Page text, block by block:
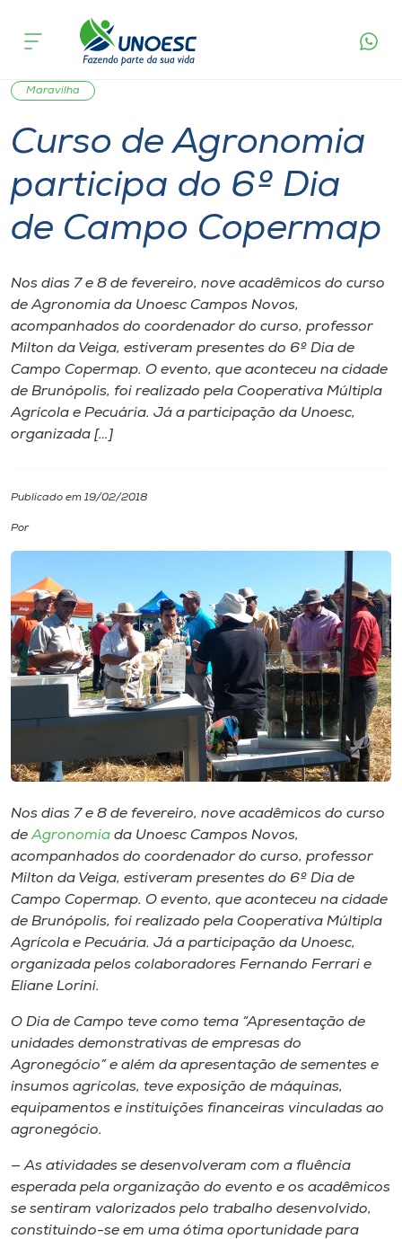
Cursos
Onde estamos
Pesquisa
Atendimento ao Estudante
A
Unoesc
Internacionalização
I.nova
Diplomados
Cultura
CPA
Biblioteca
Editora
Rádio
Museu
Unoesc
Store
Selecione
o idioma
A+
A-
acontece
Maravilha
Curso de Agronomia
participa do 6º Dia
de Campo Copermap
Nos dias 7 e 8 de fevereiro, nove acadêmicos do curso
de Agronomia da Unoesc Campos Novos,
acompanhados do coordenador do curso, professor
Milton da Veiga, estiveram presentes do 6º Dia de
Campo Copermap. O evento, que aconteceu na cidade
de Brunópolis, foi realizado pela Cooperativa Múltipla
Agrícola e Pecuária. Já a participação da Unoesc,
organizada […]
Publicado em 19/02/2018
Por
Nos dias 7 e 8 de fevereiro, nove acadêmicos do curso
deAgronomia da Unoesc Campos Novos,
acompanhados do coordenador do curso, professor
Milton da Veiga, estiveram presentes do 6º Dia de
Campo Copermap. O evento, que aconteceu na cidade
de Brunópolis, foi realizado pela Cooperativa Múltipla
Agrícola e Pecuária. Já a participação da Unoesc,
organizada pelos colaboradores Fernando Ferrari e
Eliane Lorini.
O Dia de Campo teve como tema “Apresentação de
unidades demonstrativas de empresas do
Agronegócio” e além da apresentação de sementes e
insumos agrícolas, teve exposição de máquinas,
equipamentos e instituições financeiras vinculadas ao
agronegócio.
— As atividades se desenvolveram com a fluência
esperada pela organização do evento e os acadêmicos
se sentiram valorizados pelo trabalho desenvolvido,
constituindo-se em uma ótima oportunidade para